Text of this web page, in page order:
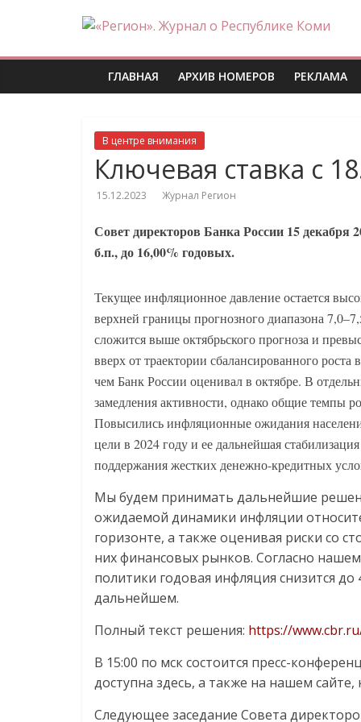
«Регион».
Журнал
о
Республике
Коми
ГЛАВНАЯ АРХИВ НОМЕРОВ РЕКЛАМА
В центре внимания
Ключевая ставка с
15.12.2023 Журнал Регион
Совет директоров Банка России 15 декабря
б.п., до 16,00% годовых.
Текущее инфляционное давление остается
верхней границы прогнозного диапазона
сложится выше октябрьского прогноза и
вверх от траектории сбалансированного
чем Банк России оценивал в октябре. В
замедления активности, однако общие темпы
Повысились инфляционные ожидания
цели в 2024 году и ее дальнейшая
поддержания жестких денежно-кредитных
Мы будем принимать дальнейшие
ожидаемой динамики инфляции
горизонте, а также оценивая риски со
них финансовых рынков. Согласно
политики годовая инфляция снизится до
дальнейшем.
Полный текст решения: https://
В 15:00 по мск состоится пресс-
доступна здесь, а также на нашем
Следующее заседание Совета